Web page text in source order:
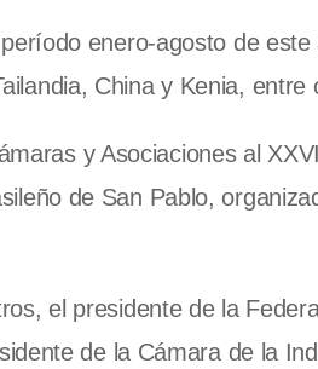
enero-agosto de
China y Kenia, entre
y Asociaciones al
de San Pablo,
el presidente de la
de la Cámara de la